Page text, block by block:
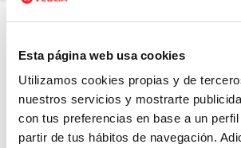
Esta página web usa cookies
Utilizamos cookies propias y de
nuestros servicios y mostrarte
con tus preferencias en base a un
partir de tus hábitos de navegación.
1. AVÍS LEGAL I CONDICIONS
GENERALS D’UTILITZACIÓ DEL
WEB